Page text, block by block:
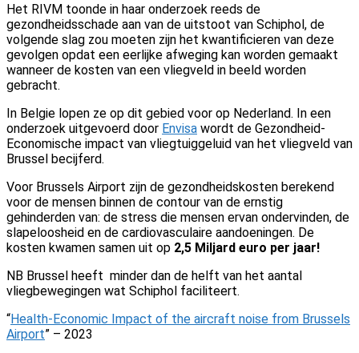
Het RIVM toonde in haar onderzoek reeds de
gezondheidsschade aan van de uitstoot van Schiphol, de
volgende slag zou moeten zijn het kwantificieren van deze
gevolgen opdat een eerlijke afweging kan worden gemaakt
wanneer de kosten van een vliegveld in beeld worden
gebracht.
In Belgie lopen ze op dit gebied voor op Nederland. In een
onderzoek uitgevoerd door Envisa wordt de Gezondheid-
Economische impact van vliegtuiggeluid van het vliegveld van
Brussel becijferd.
Voor Brussels Airport zijn de gezondheidskosten berekend
voor de mensen binnen de contour van de ernstig
gehinderden van: de stress die mensen ervan ondervinden, de
slapeloosheid en de cardiovasculaire aandoeningen. De
kosten kwamen samen uit op 2,5 Miljard euro per jaar!
NB Brussel heeft minder dan de helft van het aantal
vliegbewegingen wat Schiphol faciliteert.
“Health-Economic Impact of the aircraft noise from Brussels
Airport” – 2023